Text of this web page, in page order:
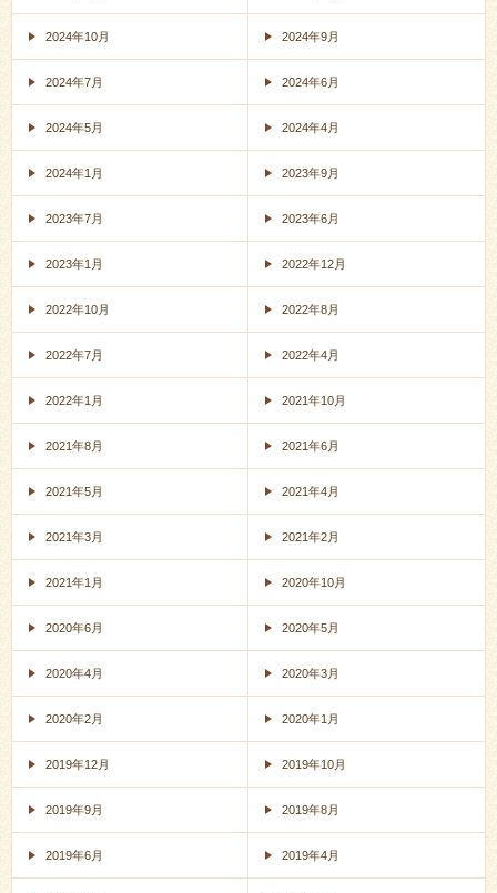
2024年10月 2024年9月
2024年7月 2024年6月
2024年5月 2024年4月
2024年1月 2023年9月
2023年7月 2023年6月
2023年1月 2022年12月
2022年10月 2022年8月
2022年7月 2022年4月
2022年1月 2021年10月
2021年8月 2021年6月
2021年5月 2021年4月
2021年3月 2021年2月
2021年1月 2020年10月
2020年6月 2020年5月
2020年4月 2020年3月
2020年2月 2020年1月
2019年12月 2019年10月
2019年9月 2019年8月
2019年6月 2019年4月